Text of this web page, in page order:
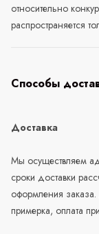
относительно
распространяется
Способы
Доставка
Мы осуществляем
сроки доставки
оформления
примерка, оплата